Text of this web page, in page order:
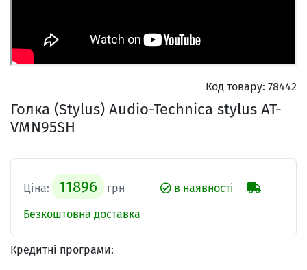
Код товару: 78442
Голка (Stylus) Audio-Technica stylus AT-
VMN95SH
Ціна: 11896 грн
в наявності
Безкоштовна доставка
Кредитні програми: